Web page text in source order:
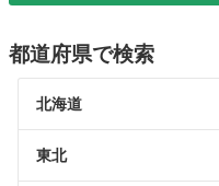
都道府県で検索
北海道
東北